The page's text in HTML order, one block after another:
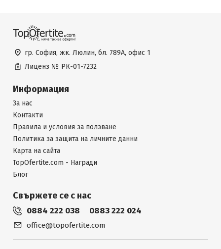
гр. София, жк. Люлин, бл. 789А, офис 1
Лиценз № РК-01-7232
Информация
За нас
Контакти
Правила и условия за ползване
Политика за защита на личните данни
Карта на сайта
TopOfertite.com - Награди
Блог
Свържете се с нас
0884 222 038 0883 222 024
office@topofertite.com